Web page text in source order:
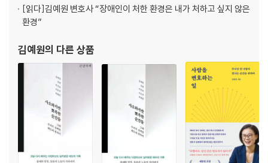
[읽다]김예원 변호사 “장애인이 처한 환경은 내가 처하고 싶지 않은
환경”
김예원의 다른 상품